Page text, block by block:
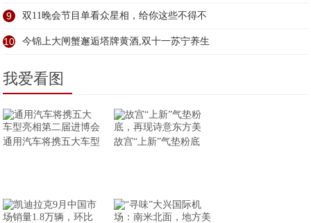
9 双11晚会节目单看众星相，给你这些不得不
10 今锦上大闸蟹邂逅塔牌黄酒,双十一苏宁养生
我爱看图
通用汽车将携五大车型 故宫“上新”气垫粉底